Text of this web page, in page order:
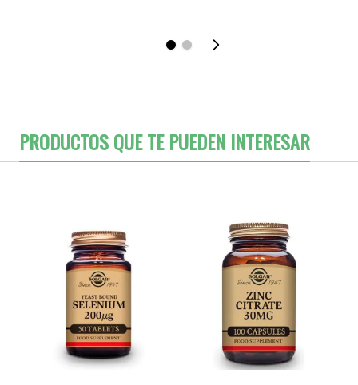
PRODUCTOS QUE TE PUEDEN INTERESAR